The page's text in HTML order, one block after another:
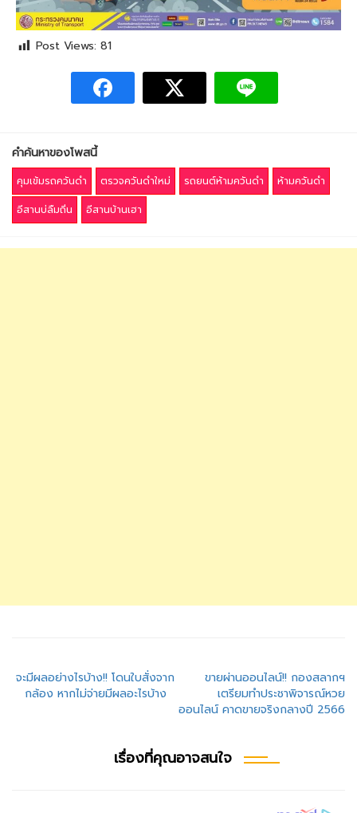
Post Views: 81
คำค้นหาของโพสนี้
คุมเข้มรถควันดำ ตรวจควันดำใหม่ รถยนต์ห้ามควันดำ
ห้ามควันดำ
อีสานบ่ลืมถิ่น
อีสานบ้านเฮา
แนะแนว
เรื่อง
จะมีผลอย่างไรบ้าง!! โดนใบสั่งจาก
กล้อง หากไม่จ่ายมีผลอะไรบ้าง
ขายผ่านออนไลน์!! กองสลากฯ
เตรียมทำประชาพิจารณ์หวย
ออนไลน์ คาดขายจริงกลางปี 2566
เรื่องที่คุณอาจสนใจ